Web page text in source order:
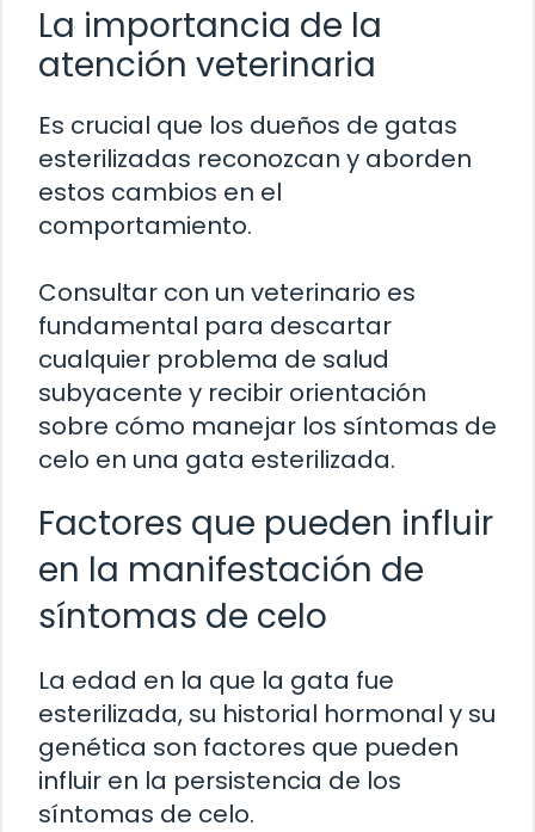
La importancia de la
atención veterinaria
Es crucial que los dueños de gatas
esterilizadas reconozcan y aborden
estos cambios en el
comportamiento.
Consultar con un veterinario es
fundamental para descartar
cualquier problema de salud
subyacente y recibir orientación
sobre cómo manejar los síntomas de
celo en una gata esterilizada.
Factores que pueden influir
en la manifestación de
síntomas de celo
La edad en la que la gata fue
esterilizada, su historial hormonal y su
genética son factores que pueden
influir en la persistencia de los
síntomas de celo.